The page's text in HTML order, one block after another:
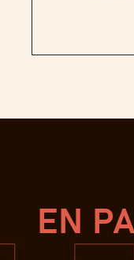
EN